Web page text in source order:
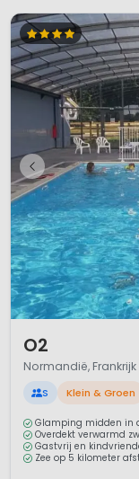
O2
Normandië, Frankrijk
S Klein & Groen
Glamping midden in
Overdekt verwarmd
Gastvrij en
Zee op 5 kilometer